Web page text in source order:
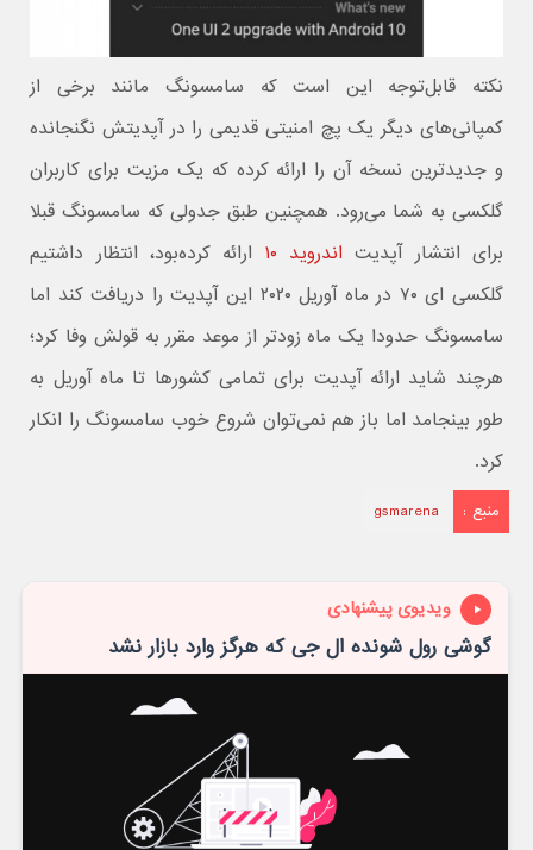
نکته قابل‌توجه این است که سامسونگ مانند برخی از
کمپانی‌های دیگر یک پچ امنیتی قدیمی را در آپدیتش نگنجانده
و جدیدترین نسخه آن را ارائه کرده که یک مزیت برای کاربران
گلکسی به شما می‌رود. همچنین طبق جدولی که سامسونگ قبلا
برای انتشار آپدیت اندروید ۱۰
ارائه کرده‌بود،‌ انتظار داشتیم
گلکسی ای ۷۰ در ماه آوریل ۲۰۲۰ این آپدیت را دریافت کند اما
سامسونگ حدودا یک ماه زودتر از موعد مقرر به قولش وفا کرد؛
هرچند شاید ارائه آپدیت برای تمامی کشورها تا ماه آوریل به
طور بینجامد اما باز هم نمی‌توان شروع خوب سامسونگ را انکار
کرد.
منبع : gsmarena
ویدیوی پیشنهادی
گوشی رول شونده ال جی که هرگز وارد بازار نشد